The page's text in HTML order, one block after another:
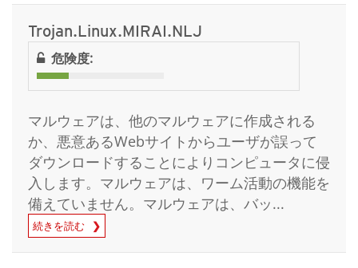
Trojan.Linux.MIRAI.NLJ
危険度:
マルウェアは、他のマルウェアに作成される
か、悪意あるWebサイトからユーザが誤って
ダウンロードすることによりコンピュータに侵
入します。マルウェアは、ワーム活動の機能を
備えていません。マルウェアは、バッ...
続きを読む